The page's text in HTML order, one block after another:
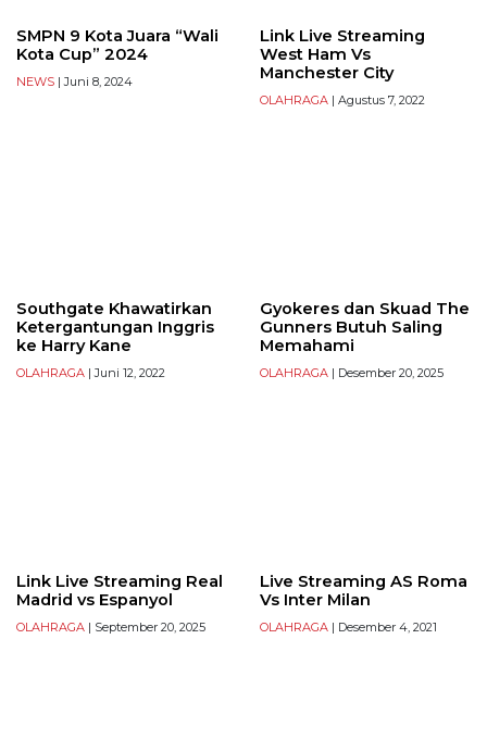
SMPN 9 Kota Juara “Wali
Kota Cup” 2024
NEWS | Juni 8, 2024
Link Live Streaming
West Ham Vs
Manchester City
OLAHRAGA | Agustus 7, 2022
Southgate Khawatirkan
Ketergantungan Inggris
ke Harry Kane
OLAHRAGA | Juni 12, 2022
Gyokeres dan Skuad The
Gunners Butuh Saling
Memahami
OLAHRAGA | Desember 20, 2025
Link Live Streaming Real
Madrid vs Espanyol
OLAHRAGA | September 20, 2025
Live Streaming AS Roma
Vs Inter Milan
OLAHRAGA | Desember 4, 2021